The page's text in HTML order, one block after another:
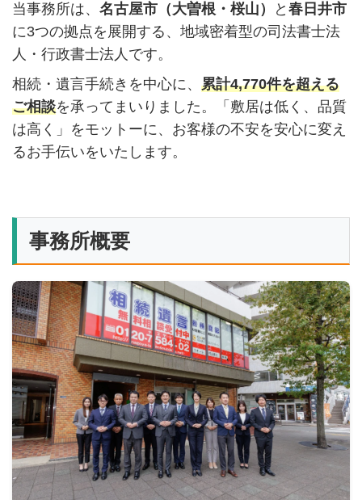
当事務所は、 名古屋市（大曽根・桜山） と 春日井市
に3つの拠点を展開する、地域密着型の司法書士法
人・行政書士法人です。
相続・遺言手続きを中心に、 累計4,770件を超える
ご相談を承ってまいりました。「敷居は低く、品質
は高く」をモットーに、お客様の不安を安心に変え
るお手伝いをいたします。
事務所概要